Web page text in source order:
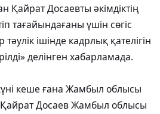
Қайрат Досаевты әкімдіктің
тағайындағаны үшін сөгіс
ішінде кадрлық қателігін
делінген хабарламада.
кеше ғана Жамбыл облысы
Қайрат Досаев Жамбыл облысы